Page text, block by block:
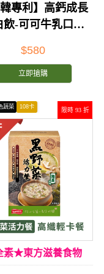
韓專利】高鈣成長
飲-可可牛乳口味
$580
立即搶購
限時 93 折
蔬菜 108卡
★東方滋養食物